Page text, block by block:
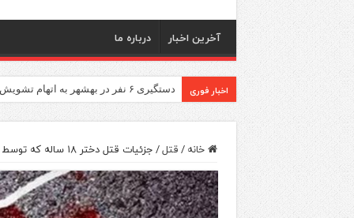
آخرین اخبار درباره ما
اخبار فوری دستگیری ۶ نفر در بهشهر به اتهام تشویش اذهان عمومی
خانه /قتل/جزئیات قتل دختر ۱۸ ساله که توسط پدرش در اسلامشهر کشته شد